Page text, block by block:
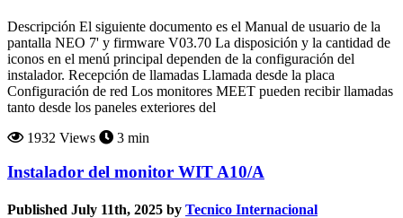
Descripción El siguiente documento es el Manual de usuario de la
pantalla NEO 7' y firmware V03.70 La disposición y la cantidad de
iconos en el menú principal dependen de la configuración del
instalador. Recepción de llamadas Llamada desde la placa
Configuración de red Los monitores MEET pueden recibir llamadas
tanto desde los paneles exteriores del
1932 Views
3 min
Instalador del monitor WIT A10/A
Published July 11th, 2025 by Tecnico Internacional